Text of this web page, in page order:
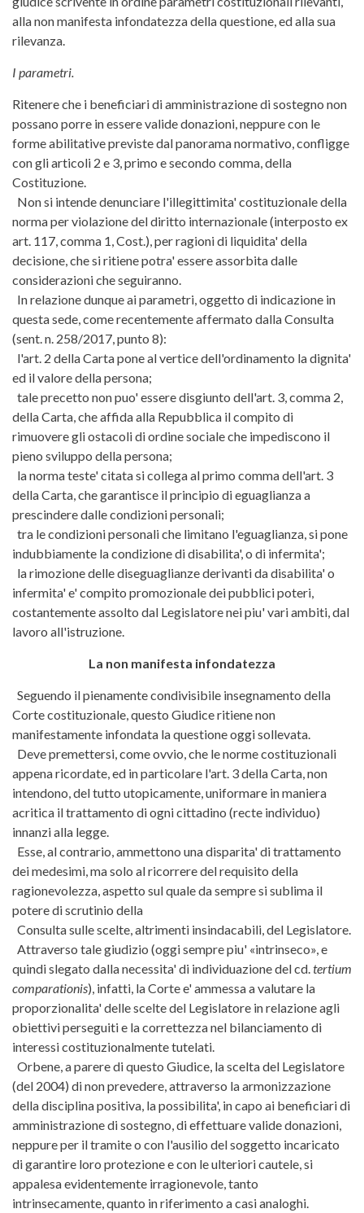
alla non manifesta infondatezza della questione, ed alla sua
rilevanza.
I parametri.
Ritenere che i beneficiari di amministrazione di sostegno non
possano porre in essere valide donazioni, neppure con le
forme abilitative previste dal panorama normativo, confligge
con gli articoli 2 e 3, primo e secondo comma, della
Costituzione.
Non si intende denunciare l'illegittimita' costituzionale della
norma per violazione del diritto internazionale (interposto ex
art. 117, comma 1, Cost.), per ragioni di liquidita' della
decisione, che si ritiene potra' essere assorbita dalle
considerazioni che seguiranno.
In relazione dunque ai parametri, oggetto di indicazione in
questa sede, come recentemente affermato dalla Consulta
(sent. n. 258/2017, punto 8):
l'art. 2 della Carta pone al vertice dell'ordinamento la dignita'
ed il valore della persona;
tale precetto non puo' essere disgiunto dell'art. 3, comma 2,
della Carta, che affida alla Repubblica il compito di
rimuovere gli ostacoli di ordine sociale che impediscono il
pieno sviluppo della persona;
la norma teste' citata si collega al primo comma dell'art. 3
della Carta, che garantisce il principio di eguaglianza a
prescindere dalle condizioni personali;
tra le condizioni personali che limitano l'eguaglianza, si pone
indubbiamente la condizione di disabilita', o di infermita';
la rimozione delle diseguaglianze derivanti da disabilita' o
infermita' e' compito promozionale dei pubblici poteri,
costantemente assolto dal Legislatore nei piu' vari ambiti, dal
lavoro all'istruzione.
La non manifesta infondatezza
Seguendo il pienamente condivisibile insegnamento della
Corte costituzionale, questo Giudice ritiene non
manifestamente infondata la questione oggi sollevata.
Deve premettersi, come ovvio, che le norme costituzionali
appena ricordate, ed in particolare l'art. 3 della Carta, non
intendono, del tutto utopicamente, uniformare in maniera
acritica il trattamento di ogni cittadino (recte individuo)
innanzi alla legge.
Esse, al contrario, ammettono una disparita' di trattamento
dei medesimi, ma solo al ricorrere del requisito della
ragionevolezza, aspetto sul quale da sempre si sublima il
potere di scrutinio della
Consulta sulle scelte, altrimenti insindacabili, del Legislatore.
Attraverso tale giudizio (oggi sempre piu' «intrinseco», e
quindi slegato dalla necessita' di individuazione del cd.tertium
comparationis), infatti, la Corte e' ammessa a valutare la
proporzionalita' delle scelte del Legislatore in relazione agli
obiettivi perseguiti e la correttezza nel bilanciamento di
interessi costituzionalmente tutelati.
Orbene, a parere di questo Giudice, la scelta del Legislatore
(del 2004) di non prevedere, attraverso la armonizzazione
della disciplina positiva, la possibilita', in capo ai beneficiari di
amministrazione di sostegno, di effettuare valide donazioni,
neppure per il tramite o con l'ausilio del soggetto incaricato
di garantire loro protezione e con le ulteriori cautele, si
appalesa evidentemente irragionevole, tanto
intrinsecamente, quanto in riferimento a casi analoghi.